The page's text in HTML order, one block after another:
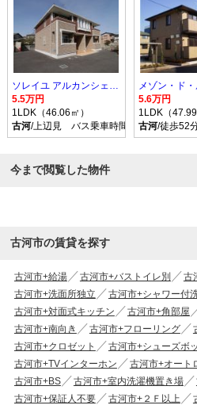
ソレイユ アルカンシェル Ｂ
5.5万円
1LDK（46.06㎡）
古河/上辺見 バス乗車時間10分 停歩9分
メゾン・ド
5.6万円
1LDK（47.99
古河/徒歩52
今まで閲覧した物件
古河市の賃貸を探す
古河市+給湯 古河市+バストイレ別
古
古河市+洗面所独立
古河市+シャワー付
古河市+対面式キッチン
古河市+角部屋
古河市+南向き
古河市+フローリング
古河市+クロゼット
古河市+シューズボ
古河市+TVインターホン
古河市+オート
古河市+BS
古河市+室内洗濯機置き場
古河市+保証人不要
古河市+２Ｆ以上